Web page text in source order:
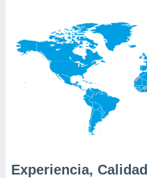
basada
contenido
Experiencia,